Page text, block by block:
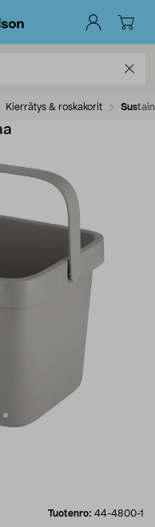
Kierrätys & roskakorit
Tuotenro: 44-4800-1